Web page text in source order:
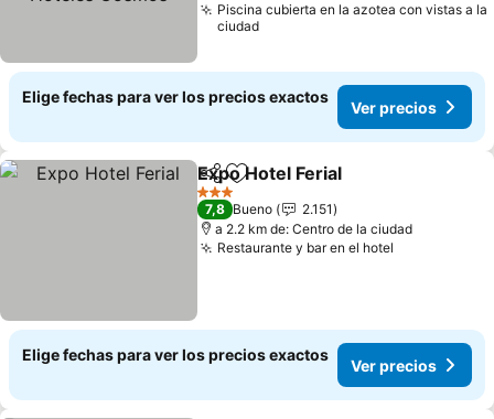
Piscina cubierta en la azotea con vistas a la
ciudad
Elige fechas para ver los precios exactos
Ver precios
CompartirAgregar a favoritos
Expo Hotel Ferial
3 Estrellas
7,8 Bueno
2.151
a 2.2 km de: Centro de la ciudad
Restaurante y bar en el hotel
Elige fechas para ver los precios exactos
Ver precios